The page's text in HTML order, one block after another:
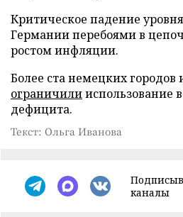
Критическое падение
Германии перебоями в
ростом инфляции.
Более ста немецких городов
ограничилииспользование
дефицита.
Текст: Ольга Иванова
каналы